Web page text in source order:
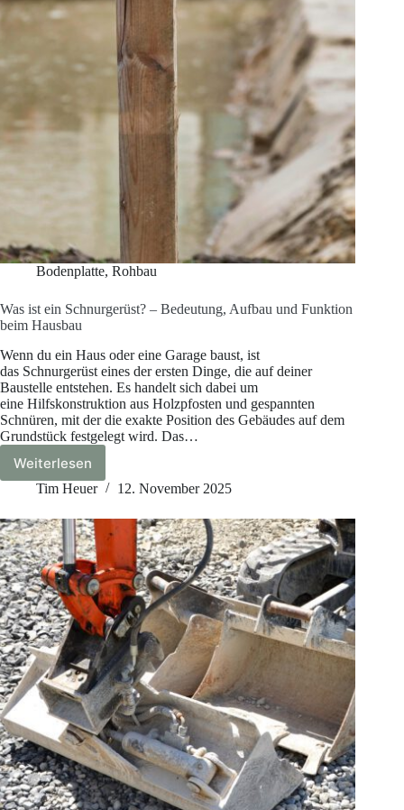
Bodenplatte, Rohbau
Was ist ein Schnurgerüst? – Bedeutung, Aufbau und Funktion
beim Hausbau
Wenn du ein Haus oder eine Garage baust, ist
das Schnurgerüst eines der ersten Dinge, die auf deiner
Baustelle entstehen. Es handelt sich dabei um
eine Hilfskonstruktion aus Holzpfosten und gespannten
Schnüren, mit der die exakte Position des Gebäudes auf dem
Grundstück festgelegt wird. Das…
Weiterlesen
Was
ist
Schnurgerüst?
–
Bedeutung,
Aufbau
und
Funktion
beim
Hausbau
Tim Heuer 12. November 2025